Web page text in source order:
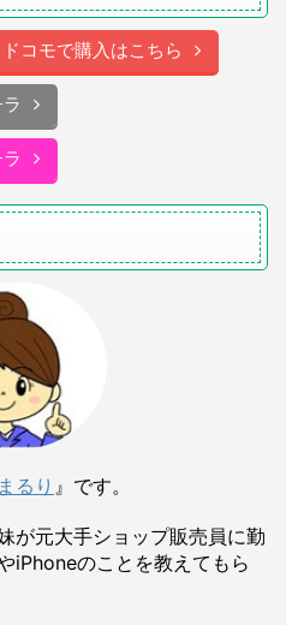
ドコモで購入はこちら
まるり 』です。
が元大手ショップ販売員に勤
iPhoneのことを教えてもら